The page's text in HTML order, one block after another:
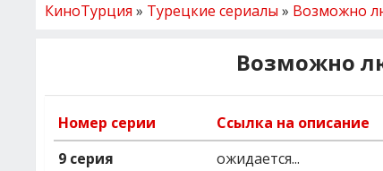
КиноТурция » Турецкие сериалы » Возможно
Возможно
Номер серии Ссылка на описание
9 серия
ожидается...